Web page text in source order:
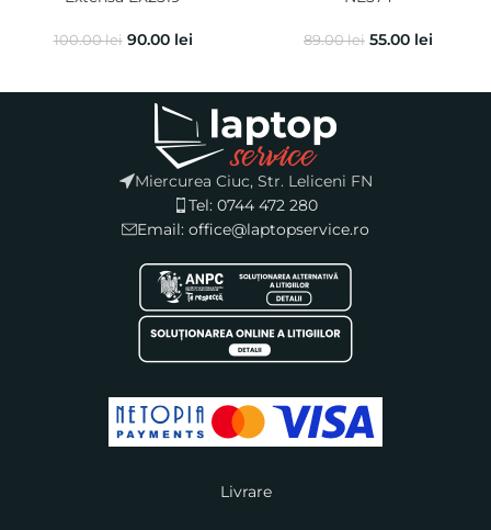
100.00lei 90.00 lei 89.00lei 55.00 lei
Miercurea Ciuc, Str. Leliceni FN
Tel: 0744 472 280
Email: office@laptopservice.ro
Livrare